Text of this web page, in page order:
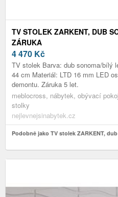
TV STOLEK ZARKENT, DUB
ZÁRUKA
4 470 Kč
TV stolek Barva: dub sonoma/bílý
44 cm Materiál: LTD 16 mm LED
demontu. Záruka 5 let.
meblocross, nábytek, obývací
stolky
nejlevnejsinabytek.cz
Podobně jako TV stolek ZARKENT,